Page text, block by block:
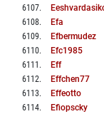
6107.
6108. Efa
6109. Efbermudez
6110. Efc1985
6111 . Eff
6112. Effchen77
6113. Effeotto
6114. Efiopscky